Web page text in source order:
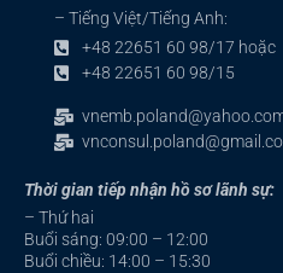
– Tiếng Việt/Tiếng Anh:
+48 22651 60 98/17 hoặc
+48 22651 60 98/15
Thời gian tiếp nhận hồ sơ lãnh sự:
– Thứ hai
Buổi sáng: 09:00 – 12:00
Buổi chiều: 14:00 – 15:30